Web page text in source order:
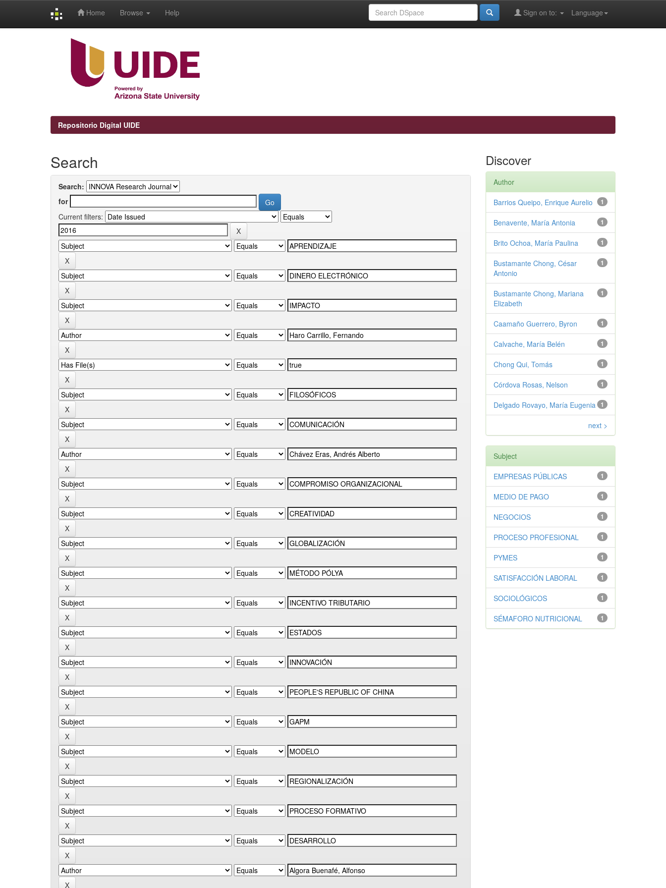
Home Browse Help Language
Sign on to:
Repositorio Digital UIDE
Search
Search:
for
Current filters:
Discover
Author
1
Barrios Queipo, Enrique Aurelio
1
Benavente, María Antonia
1
Brito Ochoa, María Paulina
1
Bustamante Chong, César
Antonio
1
Bustamante Chong, Mariana
Elizabeth
1
Caamaño Guerrero, Byron
1
Calvache, María Belén
1
Chong Qui, Tomás
1
Córdova Rosas, Nelson
1
Delgado Rovayo, María Eugenia
next >
Subject
1
EMPRESAS PÚBLICAS
1
MEDIO DE PAGO
1
NEGOCIOS
1
PROCESO PROFESIONAL
1
PYMES
1
SATISFACCIÓN LABORAL
1
SOCIOLÓGICOS
1
SÉMAFORO NUTRICIONAL